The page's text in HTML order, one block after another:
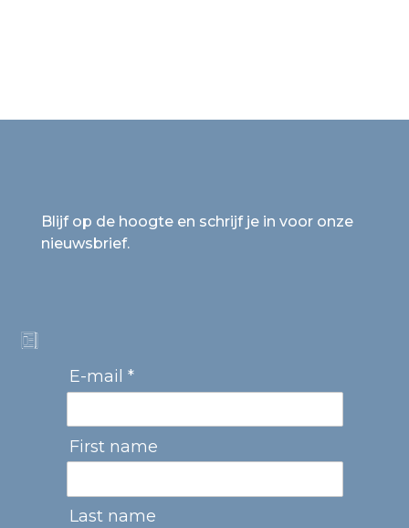
Blijf op de hoogte en schrijf je in voor onze
nieuwsbrief.
E-mail *
First name
Last name